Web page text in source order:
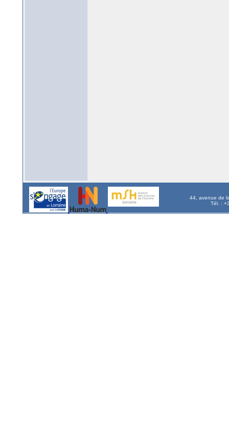
44, avenue de
Tél. :